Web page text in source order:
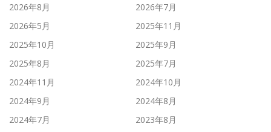
2026年8月
2026年7月
2026年5月
2025年11月
2025年10月
2025年9月
2025年8月
2025年7月
2024年11月
2024年10月
2024年9月
2024年8月
2024年7月
2023年8月